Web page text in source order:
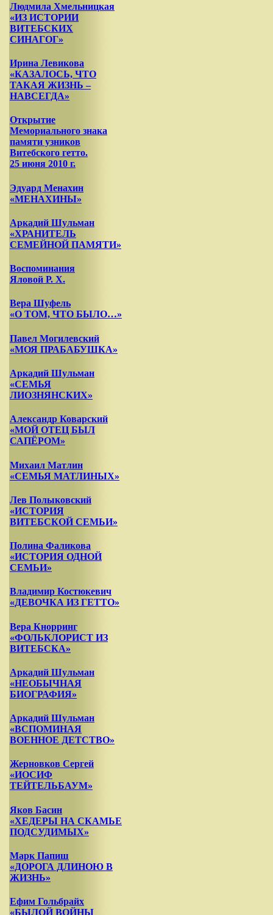
Людмила Хмельницкая
«ИЗ ИСТОРИИ
ВИТЕБСКИХ
СИНАГОГ»
Ирина Левикова
«КАЗАЛОСЬ, ЧТО
ТАКАЯ ЖИЗНЬ –
НАВСЕГДА»
Открытие
Мемориального знака
памяти узников
Витебского гетто.
25 июня 2010 г.
Эдуард Менахин
«МЕНАХИНЫ»
Аркадий Шульман
«ХРАНИТЕЛЬ
СЕМЕЙНОЙ ПАМЯТИ»
Воспоминания
Яловой Р. Х.
Вера Шуфель
«О ТОМ, ЧТО БЫЛО…»
Павел Могилевский
«МОЯ ПРАБАБУШКА»
Аркадий Шульман
«СЕМЬЯ
ЛИОЗНЯНСКИХ»
Александр Коварский
«МОЙ ОТЕЦ БЫЛ
САПЁРОМ»
Михаил Матлин
«СЕМЬЯ МАТЛИНЫХ»
Лев Полыковский
«ИСТОРИЯ
ВИТЕБСКОЙ СЕМЬИ»
Полина Фаликова
«ИСТОРИЯ ОДНОЙ
СЕМЬИ»
Владимир Костюкевич
«ДЕВОЧКА ИЗ ГЕТТО»
Вера Кнорринг
«ФОЛЬКЛОРИСТ ИЗ
ВИТЕБСКА»
Аркадий Шульман
«НЕОБЫЧНАЯ
БИОГРАФИЯ»
Аркадий Шульман
«ВСПОМИНАЯ
ВОЕННОЕ ДЕТСТВО»
Жерновков Сергей
«ИОСИФ
ТЕЙТЕЛЬБАУМ»
Яков Басин
«ХЕДЕРЫ НА СКАМЬЕ
ПОДСУДИМЫХ»
Марк Папиш
«ДОРОГА ДЛИНОЮ В
ЖИЗНЬ»
Ефим Гольбрайх
«БЫЛОЙ ВОЙНЫ